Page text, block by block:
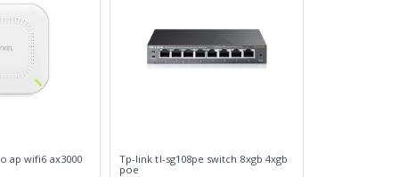
ap wifi6 ax3000
Tp-link tl-sg108pe switch 8xgb 4xgb
poe